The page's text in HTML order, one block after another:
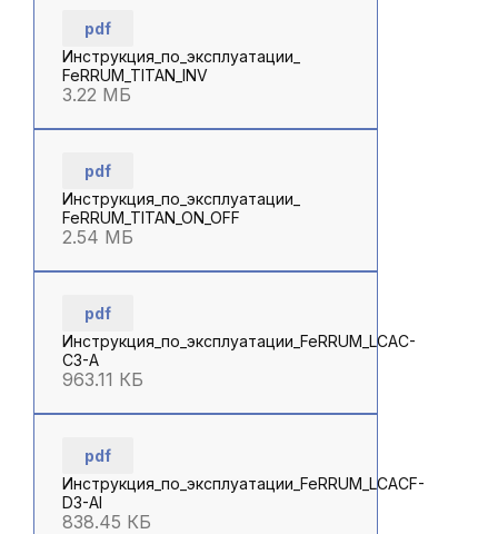
pdf
Инструкция_по_эксплуатации_
FeRRUM_TITAN_INV
3.22 МБ
pdf
Инструкция_по_эксплуатации_
FeRRUM_TITAN_ON_OFF
2.54 МБ
pdf
Инструкция_по_эксплуатации_FeRRUM_LCAC-
C3-A
963.11 КБ
pdf
Инструкция_по_эксплуатации_FeRRUM_LCACF-
D3-AI
838.45 КБ